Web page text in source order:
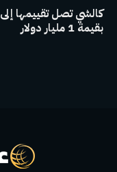
بقيمة 1 مليار دولار